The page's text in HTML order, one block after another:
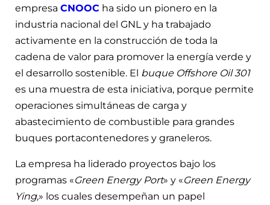
empresa CNOOC ha sido un pionero en la
industria nacional del GNL y ha trabajado
activamente en la construcción de toda la
cadena de valor para promover la energía verde y
el desarrollo sostenible. El buque Offshore Oil 301
es una muestra de esta iniciativa, porque permite
operaciones simultáneas de carga y
abastecimiento de combustible para grandes
buques portacontenedores y graneleros.
La empresa ha liderado proyectos bajo los
programas «Green Energy Port» y «Green Energy
Ying,» los cuales desempeñan un papel